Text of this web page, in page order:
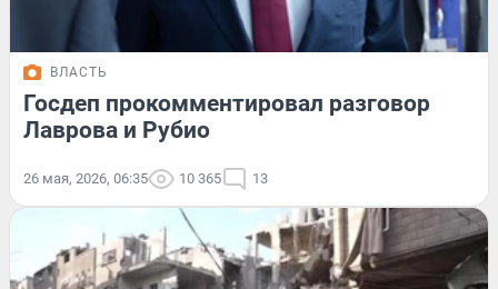
ВЛАСТЬ
Госдеп прокомментировал разговор
Лаврова и Рубио
26 мая, 2026, 06:35 10 365 13